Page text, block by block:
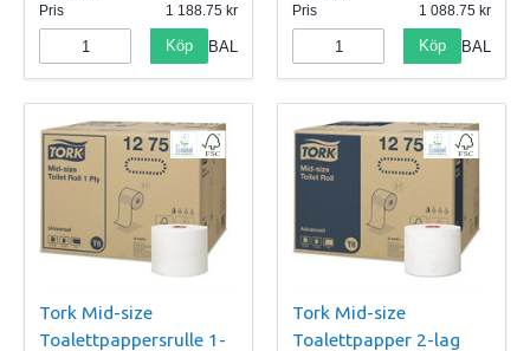
Pris
1 188.75
Köp BAL
Pris
1 088.75
Köp BAL
Tork Mid-size
Toalettpappersrulle 1-
Tork Mid-size
Toalettpapper 2-lag